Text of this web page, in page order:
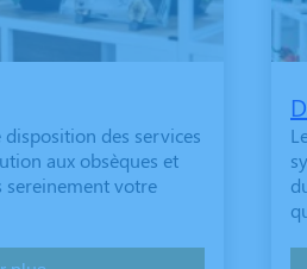
des services
aux obsèques et
votre